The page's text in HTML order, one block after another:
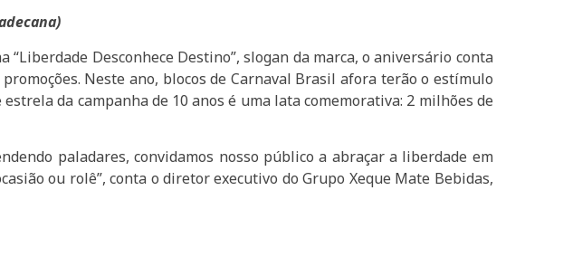
Desconhece Destino”, slogan da marca, o aniversário conta
Neste ano, blocos de Carnaval Brasil afora terão o estímulo
da campanha de 10 anos é uma lata comemorativa: 2 milhões de
paladares, convidamos nosso público a abraçar a liberdade em
ou rolê”, conta o diretor executivo do Grupo Xeque Mate Bebidas,